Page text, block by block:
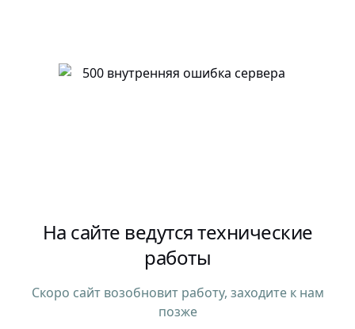
На сайте ведутся технические
работы
Скоро сайт возобновит работу, заходите к нам
позже